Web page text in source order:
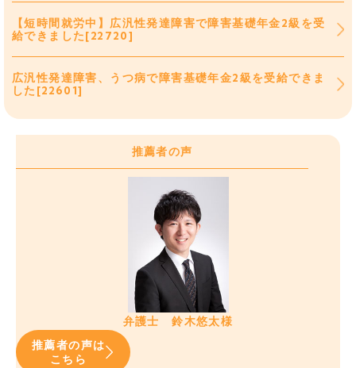
【短時間就労中】広汎性発達障害で障害基礎年金2級を受
給できました[22720]
広汎性発達障害、うつ病で障害基礎年金2級を受給できま
した[22601]
推薦者の声
弁護士 鈴木悠太様
推薦者の声は
こちら